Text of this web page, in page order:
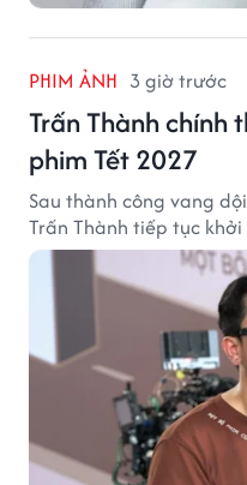
PHIM ẢNH 3 giờ trước
Trấn Thành chính
phim Tết 2027
Sau thành công vang
Trấn Thành tiếp tục